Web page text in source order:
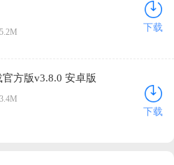
下载
官方版v3.8.0 安卓版
下载